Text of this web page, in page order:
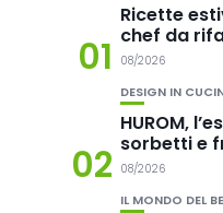
01
Ricette
chef da
08/2026
02
DESIGN IN
HUROM,
sorbetti e
08/2026
IL MONDO DEL